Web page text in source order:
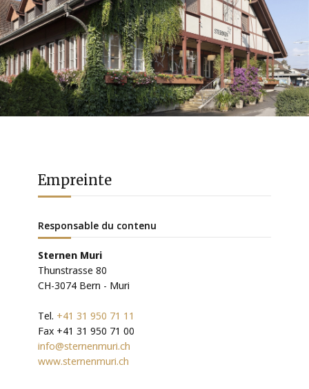
Empreinte
Responsable du contenu
Sternen Muri
Thunstrasse 80
CH-3074 Bern - Muri
Tel. +41 31 950 71 11
Fax +41 31 950 71 00
info@sternenmuri.ch
www.sternenmuri.ch